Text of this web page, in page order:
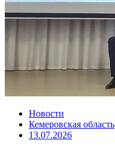
Новости
Кемеровская область
13.07.2026